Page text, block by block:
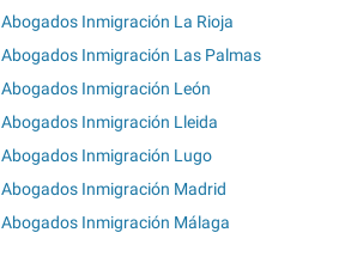
Abogados Inmigración La Rioja
Abogados Inmigración Las Palmas
Abogados Inmigración León
Abogados Inmigración Lleida
Abogados Inmigración Lugo
Abogados Inmigración Madrid
Abogados Inmigración Málaga